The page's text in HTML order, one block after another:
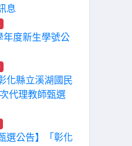
息
年度新生學號公
化縣立溪湖國民
代理教師甄選
選公告】「彰化